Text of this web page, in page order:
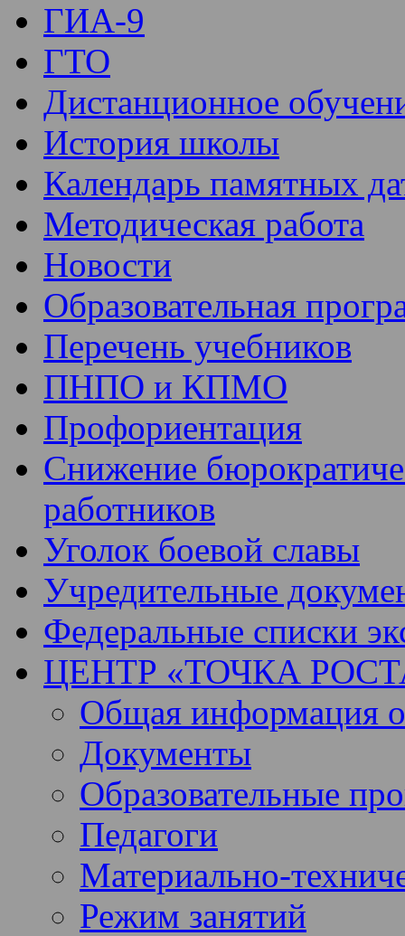
ГИА-9
ГТО
Дистанционное
История школы
Календарь памятных
Методическая работа
Новости
Образовательная
Перечень учебников
ПНПО и КПМО
Профориентация
Снижение
работников
Уголок боевой славы
Учредительные
Федеральные списки
ЦЕНТР «ТОЧКА
Общая информация о
Документы
Образовательные
Педагоги
Материально-
Режим занятий